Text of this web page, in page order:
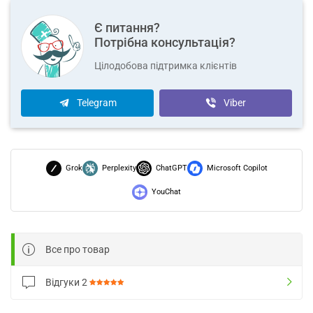
Є питання?
Потрібна консультація?
Цілодобова підтримка клієнтів
Telegram Viber
Grok Perplexity ChatGPT Microsoft Copilot
YouChat
Все про товар
Відгуки 2